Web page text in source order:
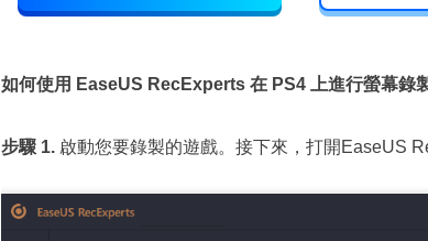
如何使用 EaseUS RecExperts 在 PS4 上進行螢幕錄
步驟 1. 啟動您要錄製的遊戲。接下來，打開EaseUS